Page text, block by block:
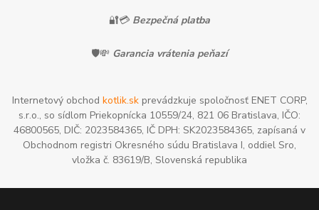
🔐💳 Bezpečná platba
🛡️💸 Garancia vrátenia peňazí
Internetový obchod kotlik.skprevádzkuje spoločnosť ENET CORP,
s.r.o., so sídlom Priekopnícka 10559/24, 821 06 Bratislava, IČO:
46800565, DIČ: 2023584365, IČ DPH: SK2023584365, zapísaná v
Obchodnom registri Okresného súdu Bratislava I, oddiel Sro,
vložka č. 83619/B, Slovenská republika